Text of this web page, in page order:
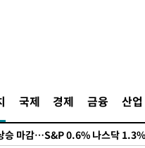
국제 경제 금융 산업
승 마감…S&P 0.6% 나스닥